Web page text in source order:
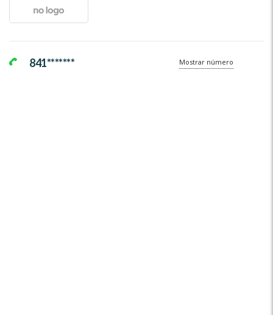
841******* Mostrar número